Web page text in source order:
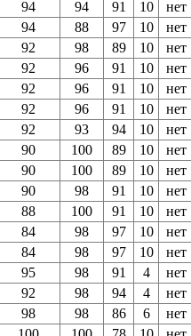
94 94 91 10
нет
94 88 97 10
нет
92 98 89 10
нет
92 96 91 10
нет
92 96 91 10
нет
92 96 91 10
нет
92 93 94 10
нет
90 100 89 10
нет
90 100 89 10
нет
90 98 91 10
нет
88 100 91 10
нет
84 98 97 10
нет
84 98 97 10
нет
95 98 91 4
нет
92 98 94 4
нет
98 98 86 6
нет